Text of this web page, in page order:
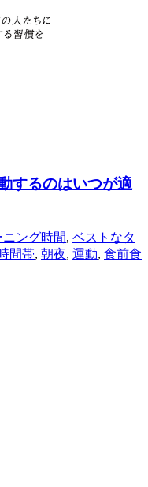
するのはいつが適
ニング時間, ベストなタ
間帯, 朝夜, 運動, 食前食